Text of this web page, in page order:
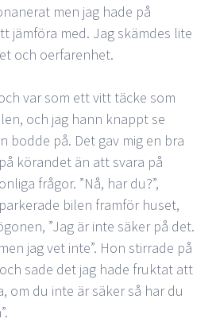
men jag hade på
jämföra med. Jag skämdes lite
och oerfarenhet.
var som ett vitt täcke som
och jag hann knappt se
bodde på. Det gav mig en bra
körandet än att svara på
frågor. ”Nå, har du?”,
bilen framför huset,
”Jag är inte säker på det.
jag vet inte”. Hon stirrade på
sade det jag hade fruktat att
om du inte är säker så har du